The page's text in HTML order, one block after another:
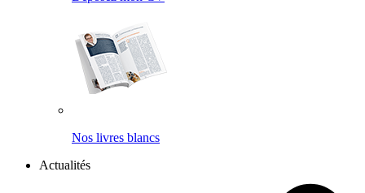
Nos livres blancs
Actualités